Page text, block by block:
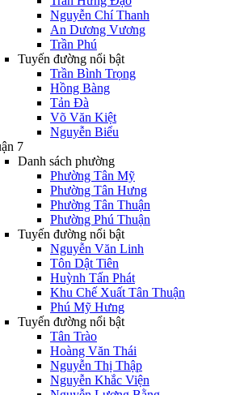
Nguyễn Chí Thanh
An Dương Vương
Trần Phú
Tuyến đường nổi bật
Trần Bình Trọng
Hồng Bàng
Tản Đà
Võ Văn Kiệt
Nguyễn Biểu
7
Danh sách phường
Phường Tân Mỹ
Phường Tân Hưng
Phường Tân Thuận
Phường Phú Thuận
Tuyến đường nổi bật
Nguyễn Văn Linh
Tôn Dật Tiên
Huỳnh Tấn Phát
Khu Chế Xuất Tân Thuận
Phú Mỹ Hưng
Tuyến đường nổi bật
Tân Trào
Hoàng Văn Thái
Nguyễn Thị Thập
Nguyễn Khắc Viện